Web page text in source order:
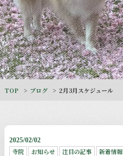
TOP ブログ 2月3月スケジュール
2025/02/02
寺院 お知らせ 注目の記事 新着情報